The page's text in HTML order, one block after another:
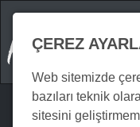
ÇEREZ
Web sitemizde
bazıları teknik
sitesini